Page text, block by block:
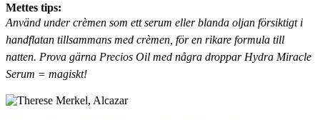
Mettes tips:
Använd under crèmen som ett serum eller blanda oljan försiktigt i
handflatan tillsammans med crèmen, för en rikare formula till
natten. Prova gärna Precios Oil med några droppar Hydra Miracle
Serum = magiskt!